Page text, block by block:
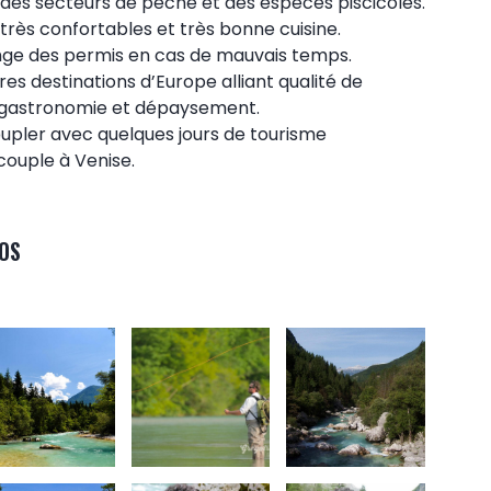
confortables et très bonne cuisine.
des permis en cas de mauvais temps.
destinations d’Europe alliant qualité de
et dépaysement.
avec quelques jours de tourisme
à Venise.